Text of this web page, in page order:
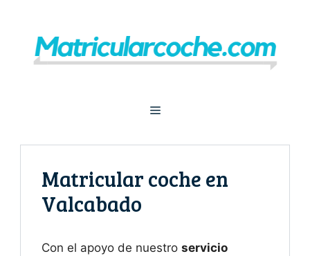
contenido
Menú
Matricular coche en
Valcabado
Con el apoyo de nuestro servicio